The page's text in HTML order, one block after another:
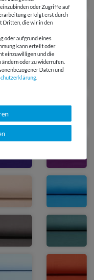
oder Zugriffe auf
erfolgt erst durch
Dritten, die wir in den
oder aufgrund eines
kann erteilt oder
einzuwilligen und die
oder zu widerrufen.
Daten und